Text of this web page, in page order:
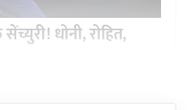
धोनी, रोहित,